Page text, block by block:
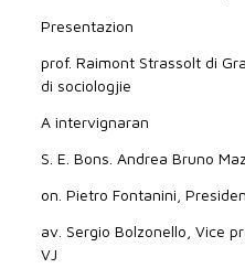
Presentazion
prof. Raimont Strassolt di
di sociologjie
A intervignaran
S. E. Bons. Andrea Bruno
on. Pietro Fontanini,
av. Sergio Bolzonello, Vice
VJ